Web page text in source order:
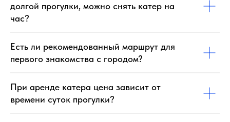
долгой прогулки, можно снять катер на
час?
Есть ли рекомендованный маршрут для
первого знакомства с городом?
При аренде катера цена зависит от
времени суток прогулки?